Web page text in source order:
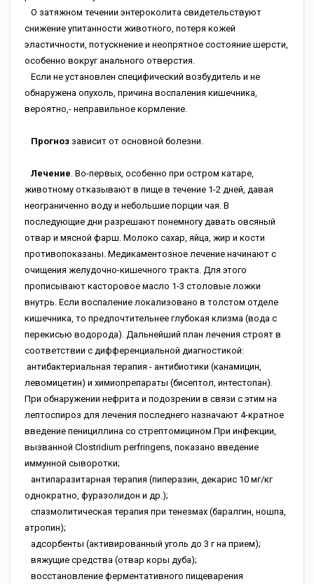
О затяжном течении энтероколита свидетельствуют
снижение упитанности животного, потеря кожей
эластичности, потускнение и неопрятное состояние шерсти,
особенно вокруг анального отверстия.
Если не установлен специфический возбудитель и не
обнаружена опухоль, причина воспаления кишечника,
вероятно,- неправильное кормление.
Прогноз зависит от основной болезни.
Лечение. Во-первых, особенно при остром катаре,
животному отказывают в пище в течение 1-2 дней, давая
неограниченно воду и небольшие порции чая. В
последующие дни разрешают понемногу давать овсяный
отвар и мясной фарш. Молоко сахар, яйца, жир и кости
противопоказаны. Медикаментозное лечение начинают с
очищения желудочно-кишечного тракта. Для этого
прописывают касторовое масло 1-3 столовые ложки
внутрь. Если воспаление локализовано в толстом отделе
кишечника, то предпочтительнее глубокая клизма (вода с
перекисью водорода). Дальнейший план лечения строят в
соответствии с дифференциальной диагностикой:
антибактериальная терапия - антибиотики (канамицин,
левомицетин) и химиопрепараты (бисептол, интестопан).
При обнаружении нефрита и подозрении в связи с этим на
лептоспироз для лечения последнего назначают 4-кратное
введение пенициллина со стрептомицином.При инфекции,
вызванной Clostridium perfringens, показано введение
иммунной сыворотки;
антипаразитарная терапия (пиперазин, декарис 10 мг/кг
однократно, фуразолидон и др.);
спазмолитическая терапия при тенезмах (баралгин, ношпа,
атропин);
адсорбенты (активированный уголь до 3 г на прием);
вяжущие средства (отвар коры дуба);
восстановление ферментативного пищеварения